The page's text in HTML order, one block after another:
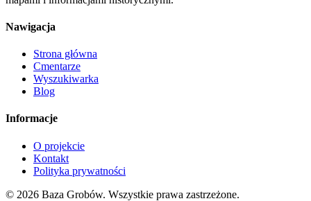
Nawigacja
Strona główna
Cmentarze
Wyszukiwarka
Blog
Informacje
O projekcie
Kontakt
Polityka prywatności
© 2026 Baza Grobów. Wszystkie prawa zastrzeżone.